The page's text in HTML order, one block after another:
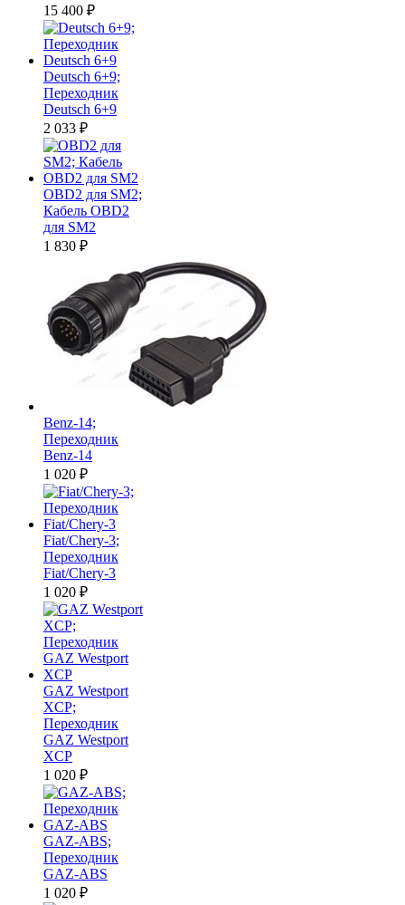
15 400 ₽
Deutsch 6+9;
Переходник
Deutsch 6+9
2 033 ₽
OBD2 для SM2;
Кабель OBD2
для SM2
1 830 ₽
Benz-14;
Переходник
Benz-14
1 020 ₽
Fiat/Chery-3;
Переходник
Fiat/Chery-3
1 020 ₽
GAZ Westport
XCP;
Переходник
GAZ Westport
XCP
1 020 ₽
GAZ-ABS;
Переходник
GAZ-ABS
1 020 ₽